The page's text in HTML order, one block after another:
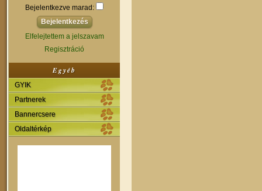
Bejelentkezve marad:
Elfelejtettem a jelszavam
Regisztráció
Egyéb
GYIK
Partnerek
Bannercsere
Oldaltérkép